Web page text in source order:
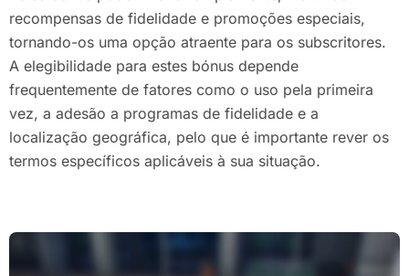
recompensas de fidelidade e promoções especiais,
tornando-os uma opção atraente para os subscritores.
A elegibilidade para estes bónus depende
frequentemente de fatores como o uso pela primeira
vez, a adesão a programas de fidelidade e a
localização geográfica, pelo que é importante rever os
termos específicos aplicáveis à sua situação.